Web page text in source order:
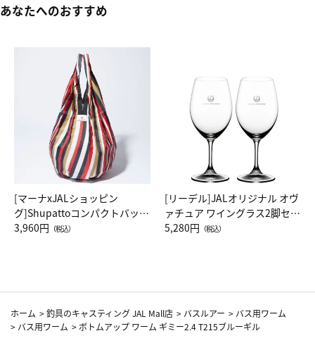
あなたへのおすすめ
[マーナxJALショッピン
グ]Shupattoコンパクトバッグ
Drop JAL客室乗務員（LC）ス
3,960円 （税込）
[リーデル]JALオリジナル オヴ
ァチュア ワイングラス2脚セッ
ト（レッドワイン）
5,280円 （税込）
ホーム >釣具のキャスティング JAL Mall店 > バスルアー > バス用ワーム
> バス用ワーム > ボトムアップ ワーム ギミー2.4 T215ブルーギル